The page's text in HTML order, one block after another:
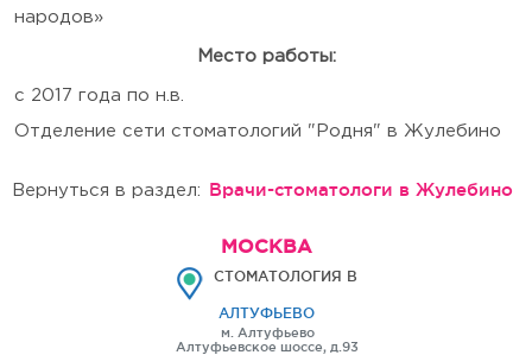
народов»
Место работы:
с 2017 года по н.в.
Отделение сети стоматологий "Родня" в Жулебино
Вернуться в раздел: Врачи-стоматологи в Жулебино
МОСКВА
СТОМАТОЛОГИЯ В
АЛТУФЬЕВО
м. Алтуфьево
Алтуфьевское шоссе, д.93